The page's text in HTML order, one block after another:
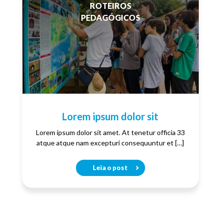
ROTEIROS
PEDAGÓGICOS
Lorem ipsum dolor sit
Lorem ipsum dolor sit amet. At tenetur officia 33
atque atque nam excepturi consequuntur et […]
Leia o post